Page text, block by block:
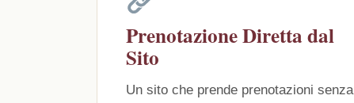
Prenotazione Diretta dal
Sito
Un sito che prende prenotazioni senza